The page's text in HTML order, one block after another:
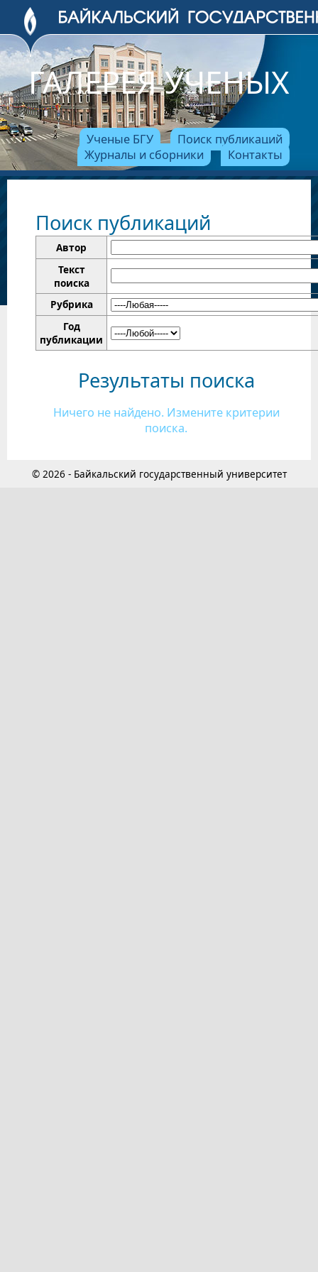
ГАЛЕРЕЯ УЧЕНЫХ
Ученые БГУ
Поиск публикаций
Журналы и сборники
Контакты
Поиск публикаций
Автор
Текст
поиска
Рубрика
Год
публикации
Результаты поиска
Ничего не найдено. Измените критерии
поиска.
© 2026 - Байкальский государственный университет